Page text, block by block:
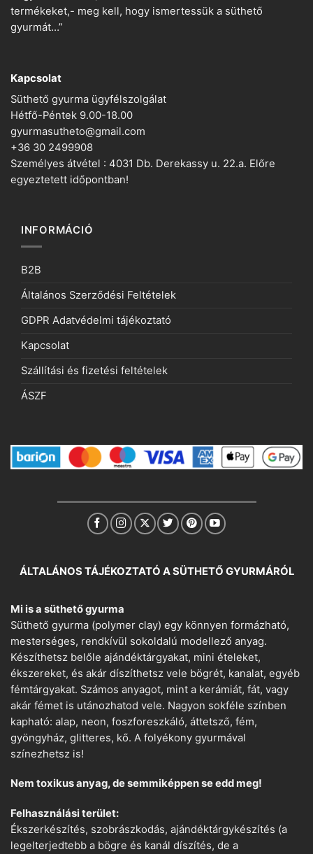
termékeket,- meg kell, hogy ismertessük a süthető
gyurmát…”
Kapcsolat
Süthető gyurma ügyfélszolgálat
Hétfő-Péntek 9.00-18.00
gyurmasutheto@gmail.com
+36 30 2499908
Személyes átvétel : 4031 Db. Derekassy u. 22.a. Előre
egyeztetett időpontban!
INFORMÁCIÓ
B2B
Általános Szerződési Feltételek
GDPR Adatvédelmi tájékoztató
Kapcsolat
Szállítási és fizetési feltételek
ÁSZF
ÁLTALÁNOS TÁJÉKOZTATÓ A SÜTHETŐ GYURMÁRÓL
Mi is a süthető gyurma
Süthető gyurma (polymer clay) egy könnyen formázható,
mesterséges, rendkívül sokoldalú modellező anyag.
Készíthetsz belőle ajándéktárgyakat, mini ételeket,
ékszereket, és akár díszíthetsz vele bögrét, kanalat, egyéb
fémtárgyakat. Számos anyagot, mint a kerámiát, fát, vagy
akár fémet is utánozhatod vele. Nagyon sokféle színben
kapható: alap, neon, foszforeszkáló, áttetsző, fém,
gyöngyház, glitteres, kő. A folyékony gyurmával
színezhetsz is!
Nem toxikus anyag, de semmiképpen se edd meg!
Felhasználási terület:
Ékszerkészítés, szobrászkodás, ajándéktárgykészítés (a
legelterjedtebb a bögre és kanál díszítés, de a